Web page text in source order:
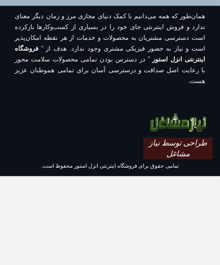
همان‌طور که همه می‌دانیم با کمک دنیای مجازی مرز و زمان دیگر معنای
ندارد و فروش اینترنتی جای خود را در بسیاری از کسب‌وکارها بازکرده
است دسترسی مشتریان به محصولات و خدمات از هر نقطه امکان‌پذیر
است و نیاز به حضور فیزیکی مشتری وجود ندارد. هدف از “ فروشگاه
اینترنتی انزل استور” در دسترس بودن تمامی محصولات سلامت محور
با رعایت اصل صداقت و درسترسی آسان برای تمامی هموطنان عزیز
هست.
طراحی توسط نیاز
مشاغل
تمامی حقوق برای فروشگاه اینترنتی انزل استور محفوظ است.